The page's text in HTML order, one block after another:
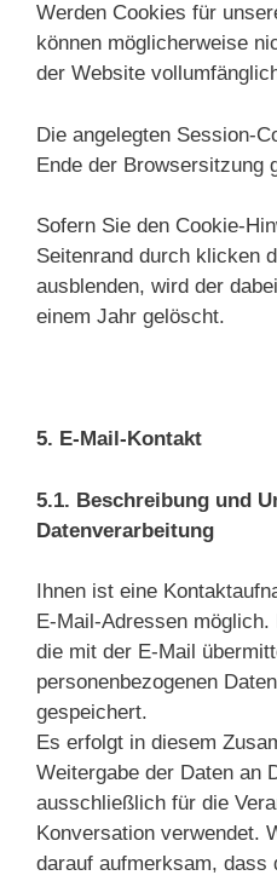
Werden Cookies für
können möglicherweise
der Website
Die angelegten Session-
Ende der Browsersitzung
Sofern Sie den Cookie-
Seitenrand durch klicken
ausblenden, wird der
einem Jahr gelöscht.
5. E-Mail-Kontakt
5.1. Beschreibung und
Datenverarbeitung
Ihnen ist eine
E-Mail-Adressen
die mit der E-Mail
personenbezogenen
gespeichert.
Es erfolgt in diesem
Weitergabe der Daten an
ausschließlich für die
Konversation verwendet.
darauf aufmerksam, dass